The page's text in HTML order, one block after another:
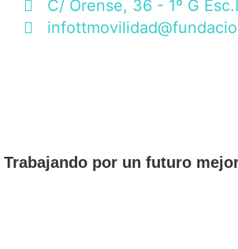
C/ Orense, 36 - 1º G
Trabajando por un futuro